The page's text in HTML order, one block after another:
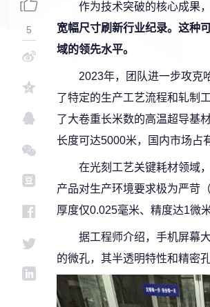
作为技术突破的核心成果，
宽幅尺寸刷新行业纪录。这种
域的领先水平。
2023年，团队进一步攻克
了特定的生产工艺流程和轧制
了大卷重长米数的高温超导基
长度可达5000米，国内市场占
在光刻工艺关键耗材领域
产品对生产环境要求极为严苛
厚度仅0.025毫米、精度达1微
据工程师介绍，手机屏幕
的微孔，其半透明特性和精密
5